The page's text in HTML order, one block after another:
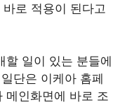
로 적용이 된다고
할 일이 있는 분들에
단은 이케아 홈페
메인화면에 바로 조